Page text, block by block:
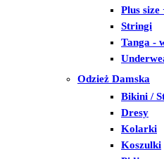
Plus size
Stringi
Tanga -
Odzież Damska
Bikini /
Dresy
Kolarki
Koszulki